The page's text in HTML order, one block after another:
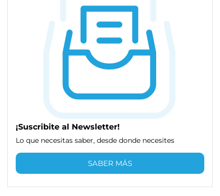
¡Suscribite al Newsletter!
Lo que necesitas saber, desde donde necesites
SABER MÁS